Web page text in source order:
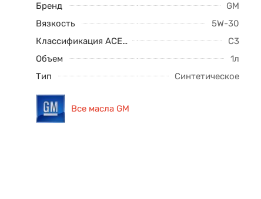
Бренд
GM
Вязкость
5W-30
Классификация ACEA
C3
Объем
1л
Тип
Синтетическое
Все масла GM